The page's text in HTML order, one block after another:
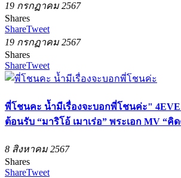
19 กรกฏาคม 2567
Shares
ShareTweet
19 กรกฏาคม 2567
Shares
ShareTweet
พี่โชนคะ น้ำมีเรื่องจะบอกพี่โชนค่ะ"
ต้อนรับ “มาริโอ้ เมาเร่อ” พระเอก MV “คิ
8 สิงหาคม 2567
Shares
ShareTweet